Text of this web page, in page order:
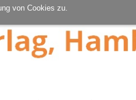
von Cookies zu.